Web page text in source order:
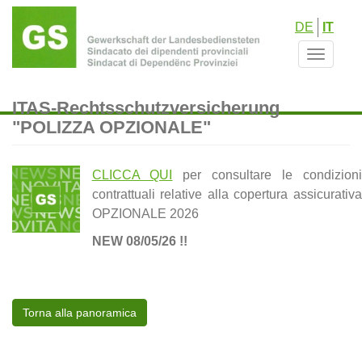
Salta
contenuto
principale
DE IT
Toggle
ITAS-Rechtsschutzversicherung
"POLIZZA OPZIONALE"
CLICCA QUI
per consultare le condizioni
contrattuali relative alla copertura assicurativa
OPZIONALE 2026
NEW 08/05/26 !!
Torna alla panoramica